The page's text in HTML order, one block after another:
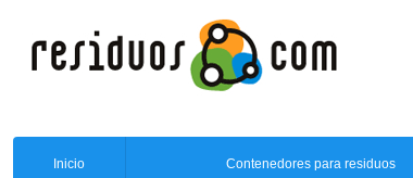
Inicio Contenedores para residuos